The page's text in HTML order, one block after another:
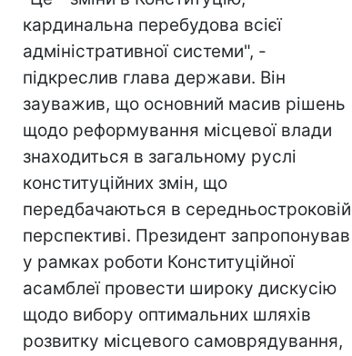
кардинальна перебудова всієї
адміністративної системи", -
підкреслив глава держави. Він
зауважив, що основний масив рішень
щодо реформування місцевої влади
знаходиться в загальному руслі
конституційних змін, що
передбачаються в середньостроковій
перспективі. Президент запропонував
у рамках роботи Конституційної
асамблеї провести широку дискусію
щодо вибору оптимальних шляхів
розвитку місцевого самоврядування,